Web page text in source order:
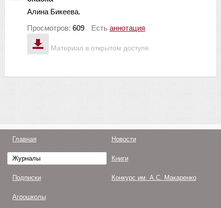
Материал в открытом доступе
Алина Бикеева.
Просмотров: 609 Есть аннотация
Главная Новости
Журналы Книги
Подписки Конкурс им. А.С. Макаренко
Агрошколы